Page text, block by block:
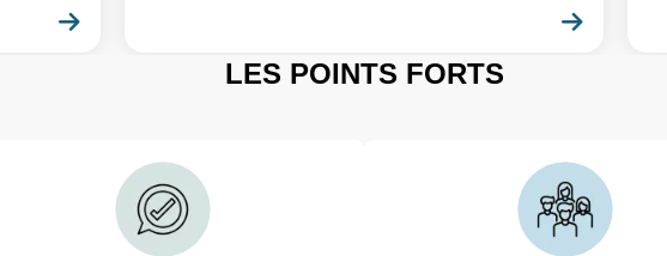
LES POINTS FORTS